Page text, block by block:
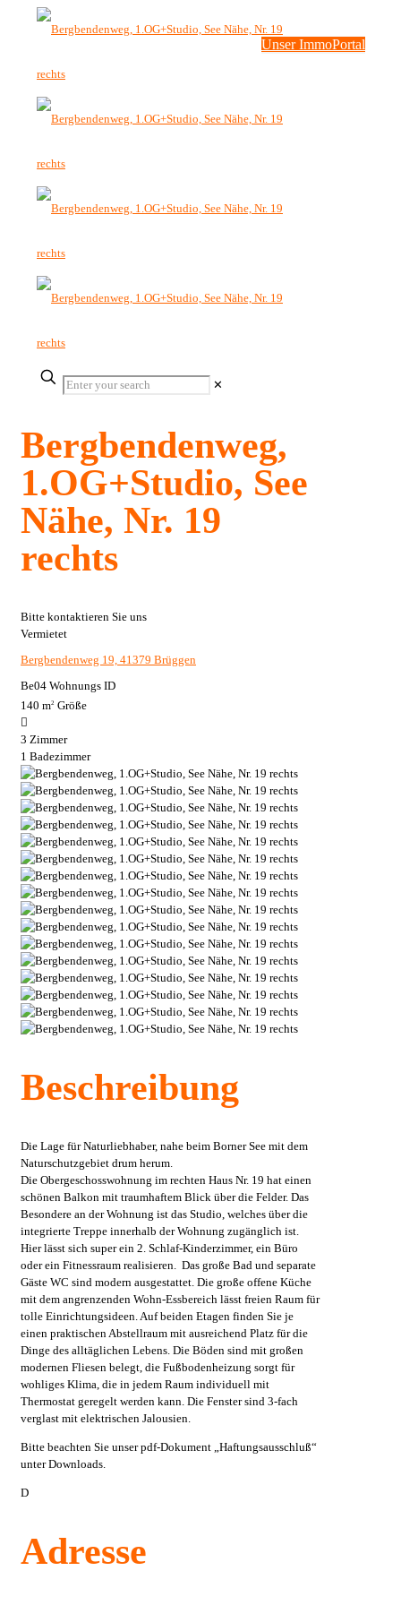
Unser ImmoPortal
✕
Bergbendenweg,
1.OG+Studio, See
Nähe, Nr. 19
rechts
Bitte kontaktieren Sie uns
Vermietet
Bergbendenweg 19, 41379 Brüggen
Be04 Wohnungs ID
140 m2 Größe
3 Zimmer
1 Badezimmer
Beschreibung
Die Lage für Naturliebhaber, nahe beim Borner See mit dem
Naturschutzgebiet drum herum.
Die Obergeschosswohnung im rechten Haus Nr. 19 hat einen
schönen Balkon mit traumhaftem Blick über die Felder. Das
Besondere an der Wohnung ist das Studio, welches über die
integrierte Treppe innerhalb der Wohnung zugänglich ist.
Hier lässt sich super ein 2. Schlaf-Kinderzimmer, ein Büro
oder ein Fitnessraum realisieren. Das große Bad und separate
Gäste WC sind modern ausgestattet. Die große offene Küche
mit dem angrenzenden Wohn-Essbereich lässt freien Raum für
tolle Einrichtungsideen. Auf beiden Etagen finden Sie je
einen praktischen Abstellraum mit ausreichend Platz für die
Dinge des alltäglichen Lebens. Die Böden sind mit großen
modernen Fliesen belegt, die Fußbodenheizung sorgt für
wohliges Klima, die in jedem Raum individuell mit
Thermostat geregelt werden kann. Die Fenster sind 3-fach
verglast mit elektrischen Jalousien.
Bitte beachten Sie unser pdf-Dokument „Haftungsausschluß“
unter Downloads.
D
Adresse